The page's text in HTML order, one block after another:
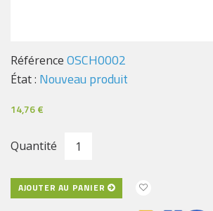
Référence OSCH0002
État : Nouveau produit
14,76 €
Quantité
AJOUTER AU PANIER